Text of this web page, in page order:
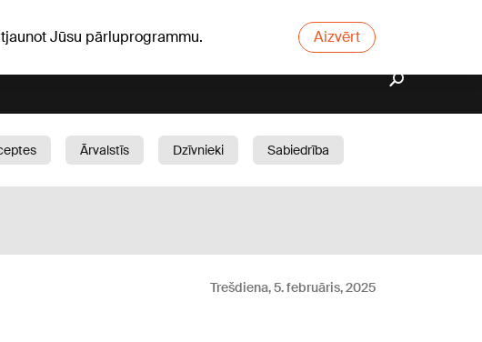
Jūsu pārluprogrammu. Aizvērt
Ārvalstīs Dzīvnieki
Sabiedrība
Trešdiena, 5. februāris, 2025